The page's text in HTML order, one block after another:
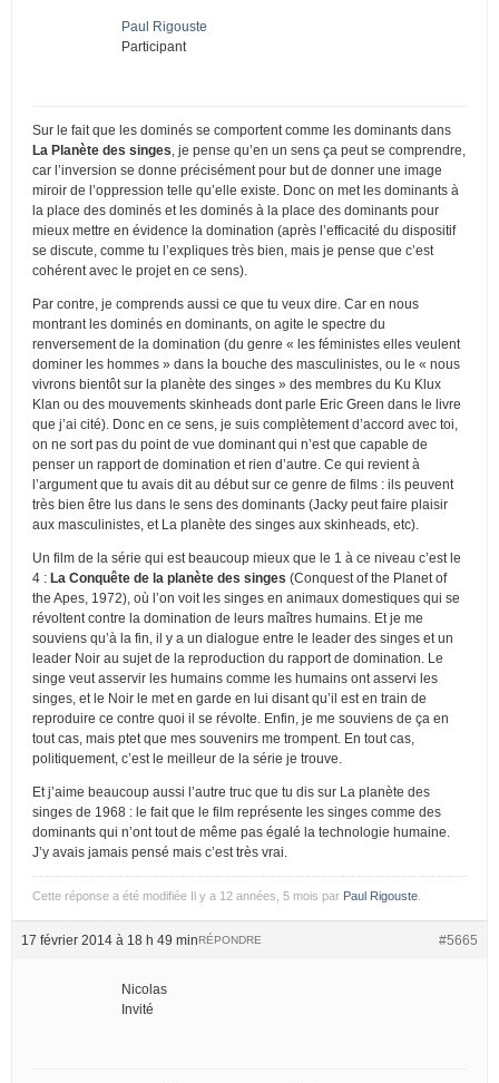
Paul Rigouste
Participant
Sur le fait que les dominés se comportent comme les dominants dans
La Planète des singes , je pense qu’en un sens ça peut se comprendre,
car l’inversion se donne précisément pour but de donner une image
miroir de l’oppression telle qu’elle existe. Donc on met les dominants à
la place des dominés et les dominés à la place des dominants pour
mieux mettre en évidence la domination (après l’efficacité du dispositif
se discute, comme tu l’expliques très bien, mais je pense que c’est
cohérent avec le projet en ce sens).
Par contre, je comprends aussi ce que tu veux dire. Car en nous
montrant les dominés en dominants, on agite le spectre du
renversement de la domination (du genre « les féministes elles veulent
dominer les hommes » dans la bouche des masculinistes, ou le « nous
vivrons bientôt sur la planète des singes » des membres du Ku Klux
Klan ou des mouvements skinheads dont parle Eric Green dans le livre
que j’ai cité). Donc en ce sens, je suis complètement d’accord avec toi,
on ne sort pas du point de vue dominant qui n’est que capable de
penser un rapport de domination et rien d’autre. Ce qui revient à
l’argument que tu avais dit au début sur ce genre de films : ils peuvent
très bien être lus dans le sens des dominants (Jacky peut faire plaisir
aux masculinistes, et La planète des singes aux skinheads, etc).
Un film de la série qui est beaucoup mieux que le 1 à ce niveau c’est le
4 : La Conquête de la planète des singes (Conquest of the Planet of
the Apes, 1972), où l’on voit les singes en animaux domestiques qui se
révoltent contre la domination de leurs maîtres humains. Et je me
souviens qu’à la fin, il y a un dialogue entre le leader des singes et un
leader Noir au sujet de la reproduction du rapport de domination. Le
singe veut asservir les humains comme les humains ont asservi les
singes, et le Noir le met en garde en lui disant qu’il est en train de
reproduire ce contre quoi il se révolte. Enfin, je me souviens de ça en
tout cas, mais ptet que mes souvenirs me trompent. En tout cas,
politiquement, c’est le meilleur de la série je trouve.
Et j’aime beaucoup aussi l’autre truc que tu dis sur La planète des
singes de 1968 : le fait que le film représente les singes comme des
dominants qui n’ont tout de même pas égalé la technologie humaine.
J’y avais jamais pensé mais c’est très vrai.
Cette réponse a été modifiée Il y a 12 années, 5 mois par Paul Rigouste
17 février 2014 à 18 h 49 min #5665
RÉPONDRE
Nicolas
Invité